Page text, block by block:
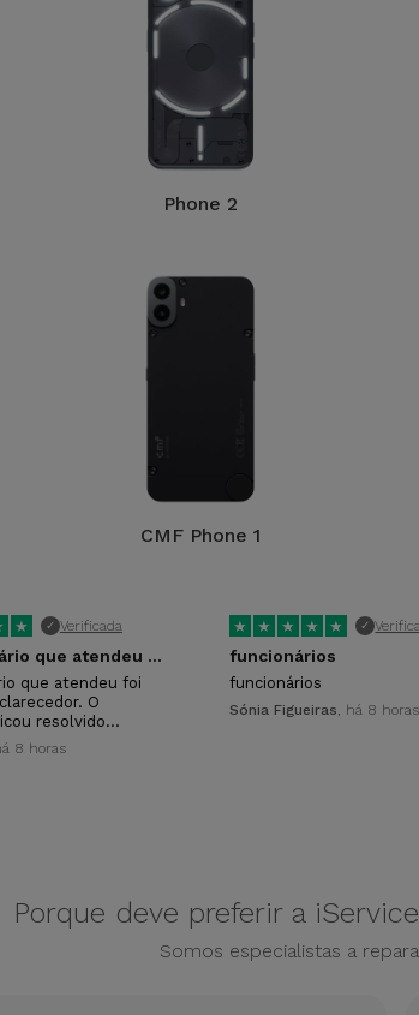
Phone 2
CMF Phone 1
★ ✓ Verificada
O funcionário que atendeu foi excelente!
que atendeu foi
O
resolvido…
8 horas
★ ★ ★ ★ ★ ✓
funcionários
funcionários
Sónia Figueiras, há 8 horas
Porque deve preferir a
Somos especialistas a